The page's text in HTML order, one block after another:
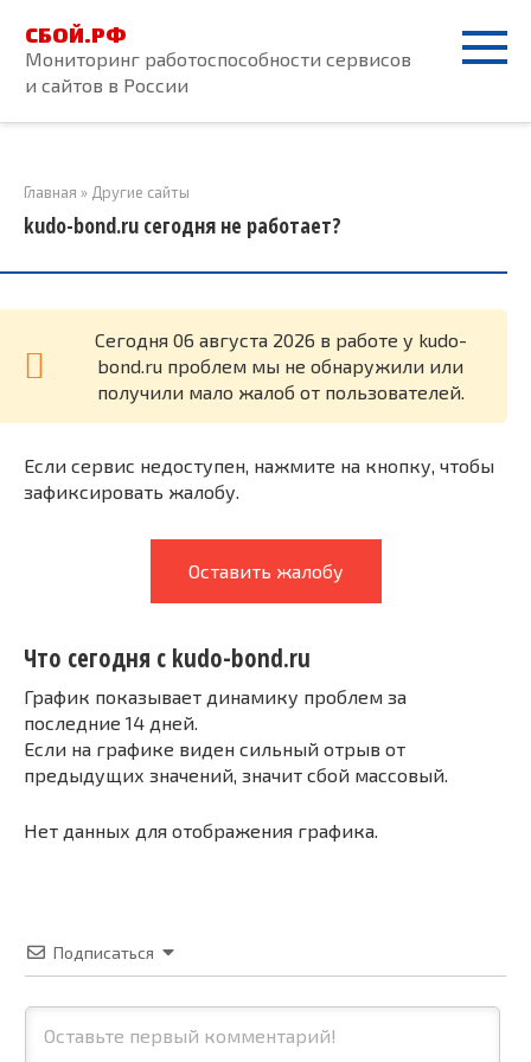
контенту
СБОЙ.РФ
Мониторинг работоспособности сервисов
и сайтов в России
Главная » Другие сайты
kudo-bond.ru сегодня не работает?
Cегодня 06 августа 2026 в работе у kudo-
bond.ru проблем мы не обнаружили или
получили мало жалоб от пользователей.
Если сервис недоступен, нажмите на кнопку, чтобы
зафиксировать жалобу.
Оставить жалобу
Что сегодня с kudo-bond.ru
График показывает динамику проблем за
последние 14 дней.
Если на графике виден сильный отрыв от
предыдущих значений, значит сбой массовый.
Нет данных для отображения графика.
Подписаться